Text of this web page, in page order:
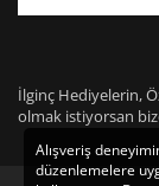
İlginç Hediyelerin,
olmak istiyorsan
Alışveriş
düzenlemelere